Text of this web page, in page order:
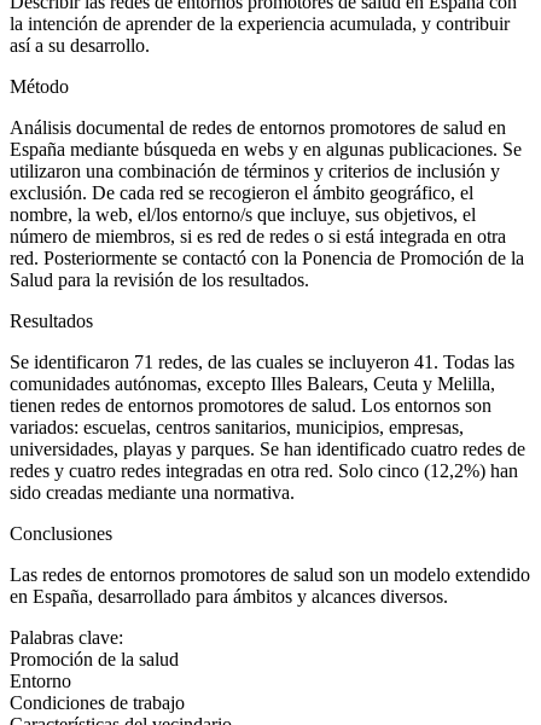
la intención de aprender de la experiencia acumulada, y contribuir
así a su desarrollo.
Método
Análisis documental de redes de entornos promotores de salud en
España mediante búsqueda en webs y en algunas publicaciones. Se
utilizaron una combinación de términos y criterios de inclusión y
exclusión. De cada red se recogieron el ámbito geográfico, el
nombre, la web, el/los entorno/s que incluye, sus objetivos, el
número de miembros, si es red de redes o si está integrada en otra
red. Posteriormente se contactó con la Ponencia de Promoción de la
Salud para la revisión de los resultados.
Resultados
Se identificaron 71 redes, de las cuales se incluyeron 41. Todas las
comunidades autónomas, excepto Illes Balears, Ceuta y Melilla,
tienen redes de entornos promotores de salud. Los entornos son
variados: escuelas, centros sanitarios, municipios, empresas,
universidades, playas y parques. Se han identificado cuatro redes de
redes y cuatro redes integradas en otra red. Solo cinco (12,2%) han
sido creadas mediante una normativa.
Conclusiones
Las redes de entornos promotores de salud son un modelo extendido
en España, desarrollado para ámbitos y alcances diversos.
Palabras clave:
Promoción de la salud
Entorno
Condiciones de trabajo